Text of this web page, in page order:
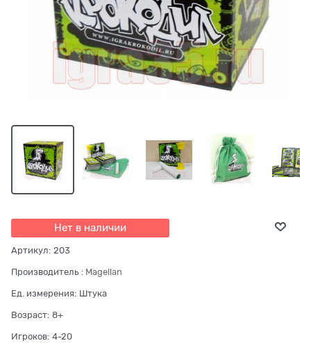
Нет в наличии
Артикул: 203
Производитель : Magellan
Ед. измерения: Штука
Возраст: 8+
Игроков: 4-20